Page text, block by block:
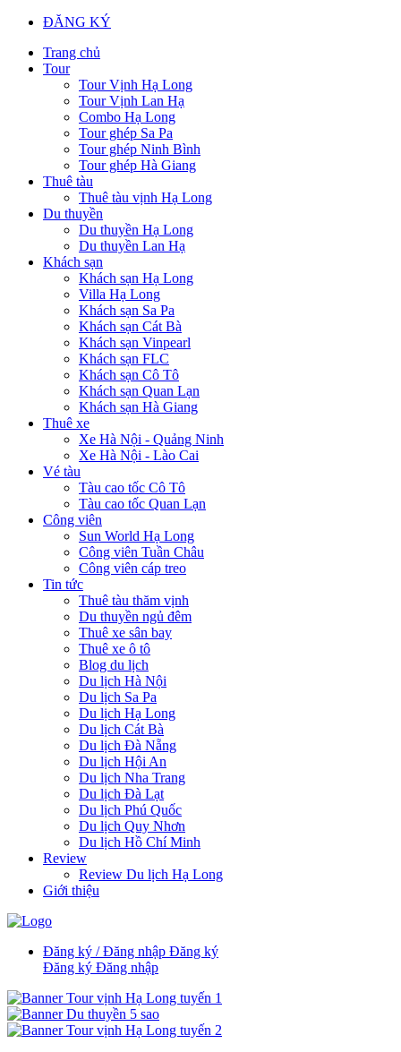
ĐĂNG KÝ
Trang chủ
Tour
Tour Vịnh Hạ Long
Tour Vịnh Lan Hạ
Combo Hạ Long
Tour ghép Sa Pa
Tour ghép Ninh Bình
Tour ghép Hà Giang
Thuê tàu
Thuê tàu vịnh Hạ Long
Du thuyền
Du thuyền Hạ Long
Du thuyền Lan Hạ
Khách sạn
Khách sạn Hạ Long
Villa Hạ Long
Khách sạn Sa Pa
Khách sạn Cát Bà
Khách sạn Vinpearl
Khách sạn FLC
Khách sạn Cô Tô
Khách sạn Quan Lạn
Khách sạn Hà Giang
Thuê xe
Xe Hà Nội - Quảng Ninh
Xe Hà Nội - Lào Cai
Vé tàu
Tàu cao tốc Cô Tô
Tàu cao tốc Quan Lạn
Công viên
Sun World Hạ Long
Công viên Tuần Châu
Công viên cáp treo
Tin tức
Thuê tàu thăm vịnh
Du thuyền ngủ đêm
Thuê xe sân bay
Thuê xe ô tô
Blog du lịch
Du lịch Hà Nội
Du lịch Sa Pa
Du lịch Hạ Long
Du lịch Cát Bà
Du lịch Đà Nẵng
Du lịch Hội An
Du lịch Nha Trang
Du lịch Đà Lạt
Du lịch Phú Quốc
Du lịch Quy Nhơn
Du lịch Hồ Chí Minh
Review
Review Du lịch Hạ Long
Giới thiệu
Đăng ký / Đăng nhập Đăng ký
Đăng ký Đăng nhập